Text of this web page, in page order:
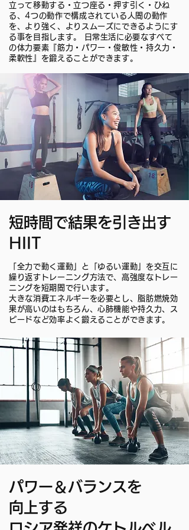
立って移動する・立つ座る・押す引く・ひね
る、4つの動作で構成されている人間の動作
を、より強く、よりスムーズにできるようにす
る事を目指します。 日常生活に必要なすべて
の体力要素『筋力・パワー・俊敏性・持久力・
柔軟性』を鍛えることができます。
短時間で結果を引き出す
HIIT
「全力で動く運動」と「ゆるい運動」を交互に
繰り返すトレーニング方法で、高強度なトレー
ニングを短期間で行います。
大きな消費エネルギーを必要とし、脂肪燃焼効
果が高いのはもちろん、心肺機能や持久力、ス
ピードなど効率よく鍛えることができます。
パワー＆バランスを
向上する